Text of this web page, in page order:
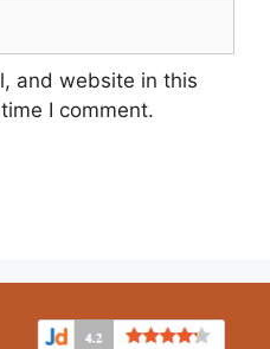
and website in this
I comment.